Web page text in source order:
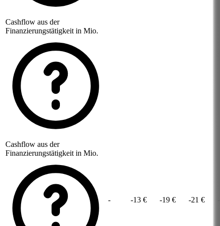
Cashflow aus der
Finanzierungstätigkeit in Mio.
Cashflow aus der
Finanzierungstätigkeit in Mio.
- -13 € -19 € -21 €